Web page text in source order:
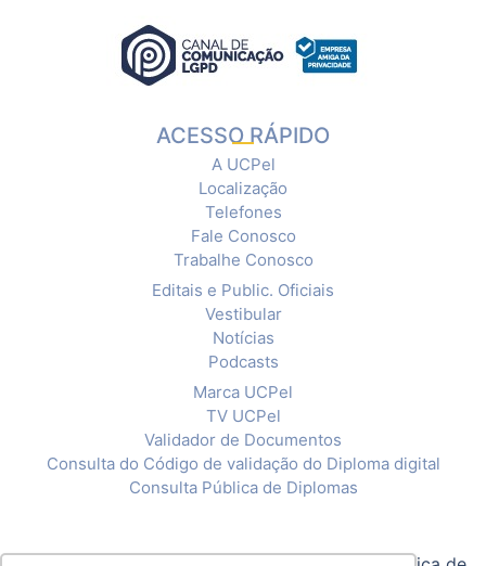
ACESSO RÁPIDO
A UCPel
Localização
Telefones
Fale Conosco
Trabalhe Conosco
Editais e Public. Oficiais
Vestibular
Notícias
Podcasts
Marca UCPel
TV UCPel
Validador de Documentos
Consulta do Código de validação do Diploma digital
Consulta Pública de Diplomas